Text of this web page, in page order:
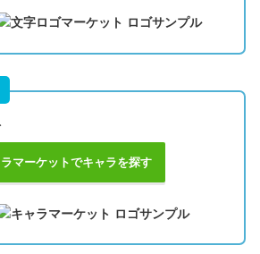
マーケットでキャラを探す